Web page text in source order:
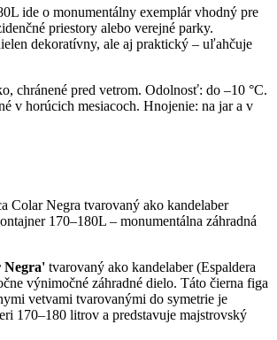
ide o monumentálny exemplár vhodný pre
priestory alebo verejné parky.
dekoratívny, ale aj praktický – uľahčuje
chránené pred vetrom. Odolnosť: do –10 °C.
v horúcich mesiacoch. Hnojenie: na jar a v
Colar Negra tvarovaný ako kandelaber
170–180L – monumentálna záhradná
Negra' tvarovaný ako kandelaber (Espaldera
výnimočné záhradné dielo. Táto čierna figa
vetvami tvarovanými do symetrie je
170–180 litrov a predstavuje majstrovský